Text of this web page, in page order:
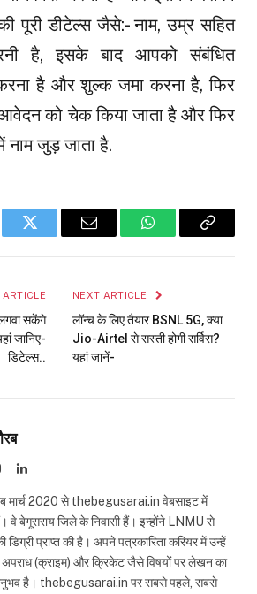
पूरी डीटेल्स जैसे:- नाम, उम्र सहित
है, इसके बाद आपको संबंधित
है और शुल्क जमा करना है, फिर
आवेदन को चेक किया जाता है और फिर
नाम जुड़ जाता है.
Twitter Email WhatsAppCopy
सकेंगे
जानिए-
डिटेल्स..
NEXT ARTICLE
लॉन्च के लिए तैयार BSNL 5G, क्या
Jio-Airtel से सस्ती होगी सर्विस?
यहां जानें-
InstagramLinkedIn
मार्च 2020 से thebegusarai.in वेबसाइट में
वे बेगूसराय जिले के निवासी हैं। इन्होंने LNMU से
डिग्री प्राप्त की है। अपने पत्रकारिता करियर में उन्हें
अपराध (क्राइम) और क्रिकेट जैसे विषयों पर लेखन का
है। thebegusarai.in पर सबसे पहले, सबसे